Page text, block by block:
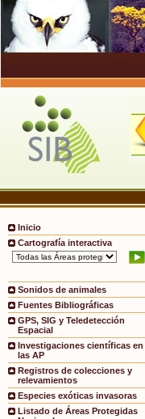
Inicio
Cartografía interactiva
Sonidos de animales
Fuentes Bibliográficas
GPS, SIG y Teledetección
Espacial
Investigaciones científicas en
las AP
Registros de colecciones y
relevamientos
Especies exóticas invasoras
Listado de Áreas Protegidas